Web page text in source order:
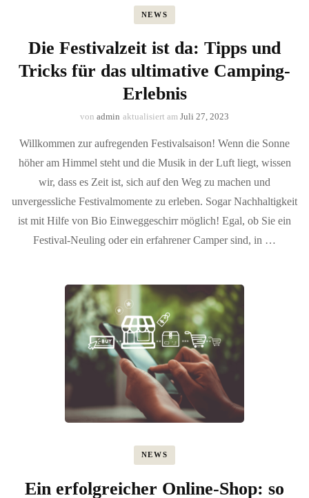
NEWS
Die Festivalzeit ist da: Tipps und
Tricks für das ultimative Camping-
Erlebnis
von admin aktualisiert am Juli 27, 2023
Willkommen zur aufregenden Festivalsaison! Wenn die Sonne
höher am Himmel steht und die Musik in der Luft liegt, wissen
wir, dass es Zeit ist, sich auf den Weg zu machen und
unvergessliche Festivalmomente zu erleben. Sogar Nachhaltigkeit
ist mit Hilfe von Bio Einweggeschirr möglich! Egal, ob Sie ein
Festival-Neuling oder ein erfahrener Camper sind, in …
NEWS
Ein erfolgreicher Online-Shop: so